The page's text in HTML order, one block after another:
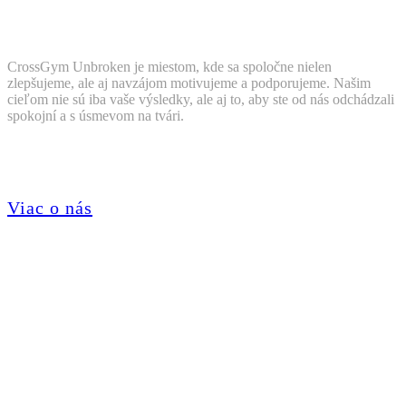
CrossGym Unbroken je miestom, kde sa spoločne nielen
zlepšujeme, ale aj navzájom motivujeme a podporujeme. Našim
cieľom nie sú iba vaše výsledky, ale aj to, aby ste od nás odchádzali
spokojní a s úsmevom na tvári.
Viac o nás